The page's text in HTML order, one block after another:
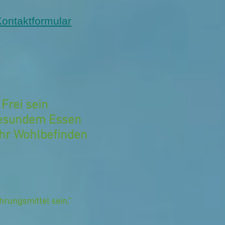
Frei sein
Essen
Wohlbefinden
sein.“